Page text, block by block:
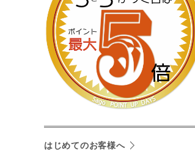
はじめてのお客様へ